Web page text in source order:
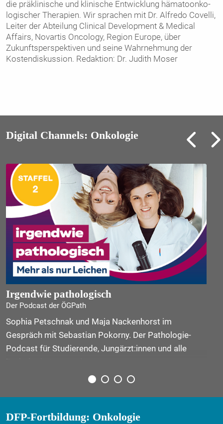
die präklinische und klinische Entwicklung hämatoonko­
logischer Therapien. Wir sprachen mit Dr. Alfredo Covelli,
Leiter der Abteilung Clinical Development & Medical
Affairs, Novartis Oncology, Region Europe, über
Zukunftsperspektiven und seine Wahrnehmung der
Kostendiskussion. Redaktion: Dr. Judith Moser
Digital Channels: Onkologie
Irgendwie pathologisch
Der Podcast der ÖGPath
Sophia Petschnak und Maja Nackenhorst im
Gespräch mit Sebastian Pokorny. Der Pathologie-
Podcast für Studierende, Jungärzt:innen und alle
DFP-Fortbildung: Onkologie